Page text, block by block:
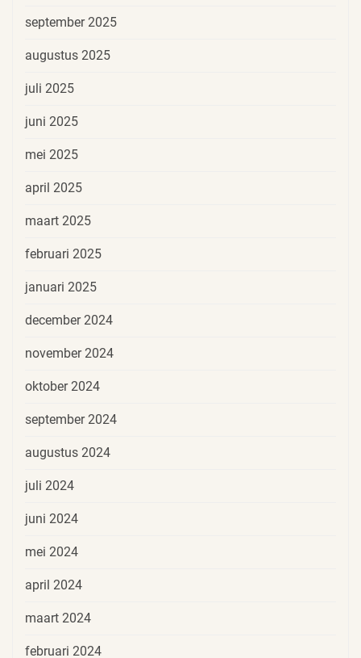
september 2025
augustus 2025
juli 2025
juni 2025
mei 2025
april 2025
maart 2025
februari 2025
januari 2025
december 2024
november 2024
oktober 2024
september 2024
augustus 2024
juli 2024
juni 2024
mei 2024
april 2024
maart 2024
februari 2024